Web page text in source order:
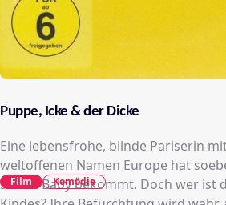
Puppe, Icke & der Dicke
Eine lebensfrohe, blinde Pariserin
weltoffenen Namen Europe hat
sie ein Baby bekommt. Doch wer ist
Film Komödie